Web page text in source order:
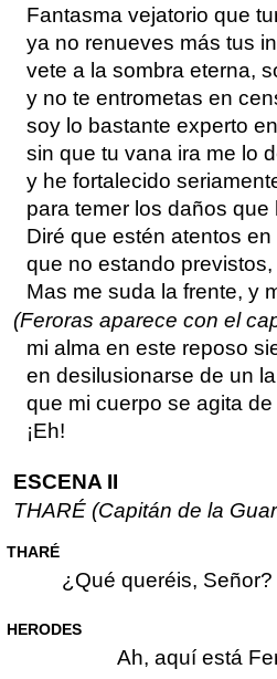
Fantasma vejatorio que
ya no renueves más tus
vete a la sombra eterna,
y no te entrometas en
soy lo bastante experto
sin que tu vana ira me lo
y he fortalecido
para temer los daños
Diré que estén atentos
que no estando
Mas me suda la frente, y
(Feroras aparece con el
mi alma en este reposo
en desilusionarse de un
que mi cuerpo se agita
¡Eh!
ESCENA II
THARÉ (Capitán de la
THARÉ
¿Qué queréis, Señor?
HERODES
Ah, aquí está